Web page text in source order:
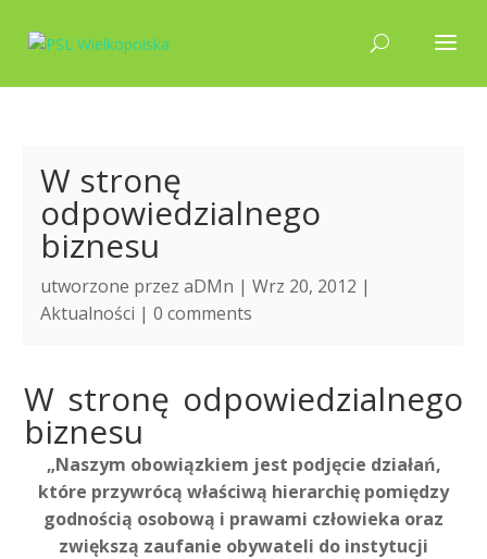
W stronę
odpowiedzialnego
biznesu
utworzone przezaDMn | Wrz 20, 2012 |
Aktualności |0 comments
W stronę odpowiedzialnego
biznesu
„Naszym obowiązkiem jest podjęcie działań,
które przywrócą właściwą hierarchię pomiędzy
godnością osobową i prawami człowieka oraz
zwiększą zaufanie obywateli do instytucji